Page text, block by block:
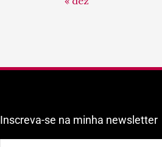
Inscreva-se na minha newsletter